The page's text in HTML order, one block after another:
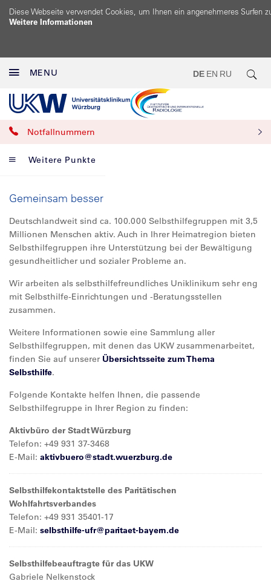
Diese Webseite verwendet Cookies, um Ihnen ein angenehmeres Surfen
Weitere Informationen
MENU DE EN RU
Notfallnummern
Weitere Punkte
Gemeinsam besser
Deutschlandweit sind ca. 100.000 Selbsthilfegruppen mit 3,5
Millionen Menschen aktiv. Auch in Ihrer Heimatregion bieten
Selbsthilfegruppen ihre Unterstützung bei der Bewältigung
gesundheitlicher und sozialer Probleme an.
Wir arbeiten als selbsthilfefreundliches Uniklinikum sehr eng
mit Selbsthilfe-Einrichtungen und -Beratungsstellen
zusammen.
Weitere Informationen sowie eine Sammlung aller
Selbsthilfegruppen, mit denen das UKW zusammenarbeitet,
finden Sie auf unserer Übersichtsseite zum Thema
Selbsthilfe.
Folgende Kontakte helfen Ihnen, die passende
Selbsthilfegruppe in Ihrer Region zu finden:
Aktivbüro der Stadt Würzburg
Telefon: +49 931 37-3468
E-Mail: aktivbuero@stadt.wuerzburg.de
Selbsthilfekontaktstelle des Paritätischen
Wohlfahrtsverbandes
Telefon: +49 931 35401-17
E-Mail: selbsthilfe-ufr@paritaet-bayern.de
Selbsthilfebeauftragte für das UKW
Gabriele Nelkenstock